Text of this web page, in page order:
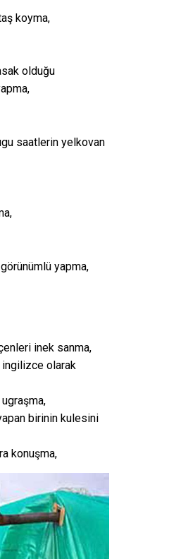
koyma,
olduğu
saatlerin yelkovan
yapma,
inek sanma,
ingilizce olarak
birinin kulesini
konuşma,